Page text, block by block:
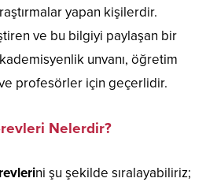
yapan kişilerdir.
ve bu bilgiyi paylaşan bir
unvanı, öğretim
profesörler için geçerlidir.
Nelerdir?
ni şu şekilde sıralayabiliriz;